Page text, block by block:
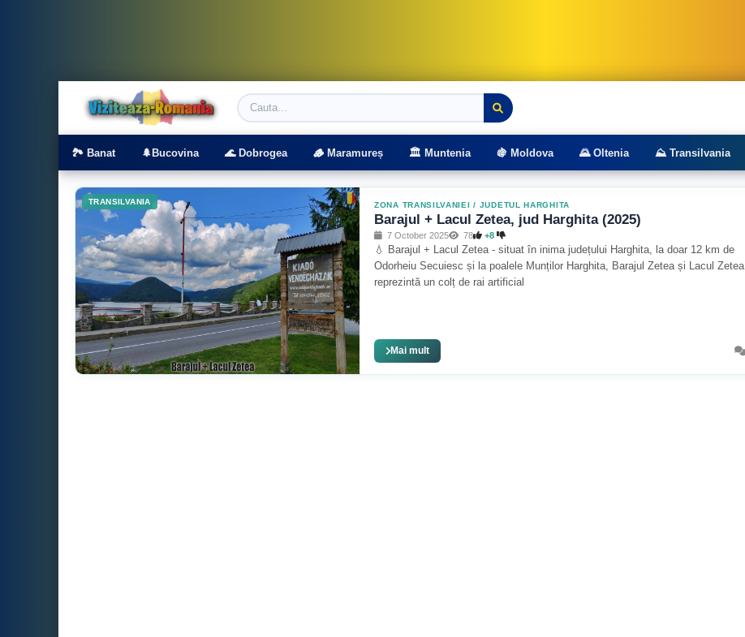
Viziteaza Romania | Obiective Turistice | Trasee montane
🏞️ Banat 🌲Bucovina 🌊 Dobrogea 🪵 Maramureș 🏛️ Muntenia 🍇 Moldova 🌄 Oltenia ⛰️ Transilvania
TRANSILVANIA ZONA TRANSILVANIEI / JUDETUL HARGHITA
Barajul + Lacul Zetea, jud Harghita (2025)
7 October 2025 78 +8
💧 Barajul + Lacul Zetea - situat în inima județului Harghita, la doar 12 km de
Odorheiu Secuiesc și la poalele Munților Harghita, Barajul Zetea și Lacul Zetea
reprezintă un colț de rai artificial
Mai mult